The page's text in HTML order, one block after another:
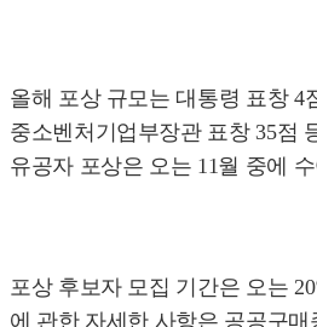
올해 포상 규모는 대통령 표창 4
중소벤처기업부장관 표창 35점
유공자 포상은 오는 11월 중에
포상 후보자 모집 기간은 오는
에 관한 자세한 사항은 공공구매